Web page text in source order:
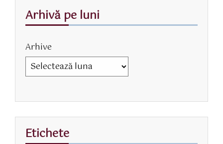
Arhivă pe luni
Arhive
Etichete